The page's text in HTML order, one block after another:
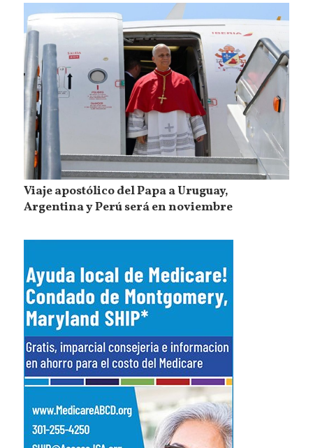
Viaje apostólico del Papa a Uruguay,
Argentina y Perú será en noviembre